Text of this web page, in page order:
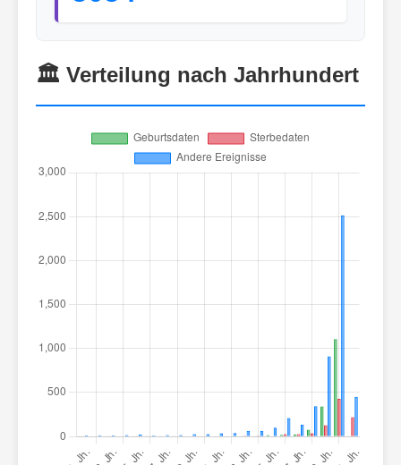
🏛️ Verteilung nach Jahrhundert